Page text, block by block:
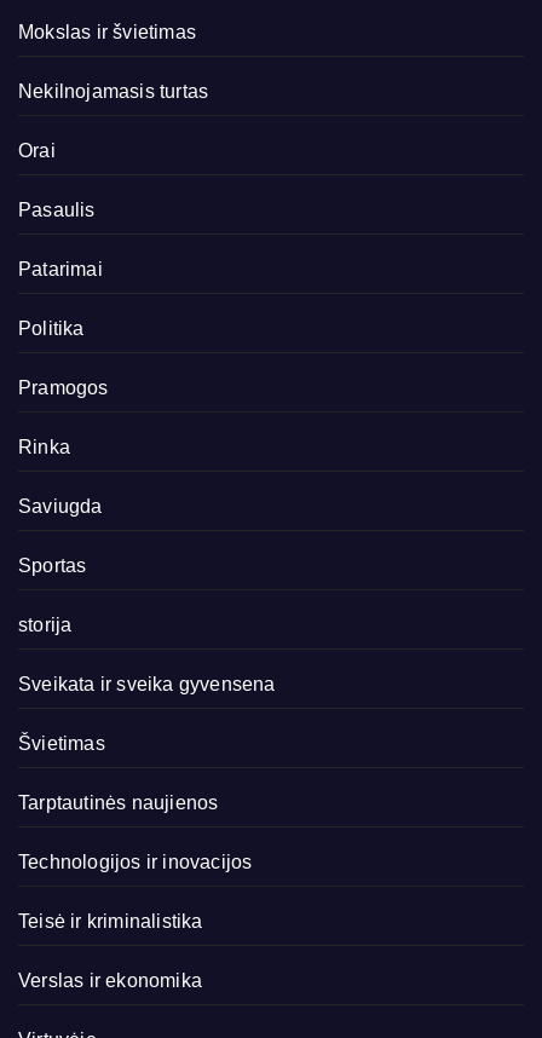
Mokslas ir švietimas
Nekilnojamasis turtas
Orai
Pasaulis
Patarimai
Politika
Pramogos
Rinka
Saviugda
Sportas
storija
Sveikata ir sveika gyvensena
Švietimas
Tarptautinės naujienos
Technologijos ir inovacijos
Teisė ir kriminalistika
Verslas ir ekonomika